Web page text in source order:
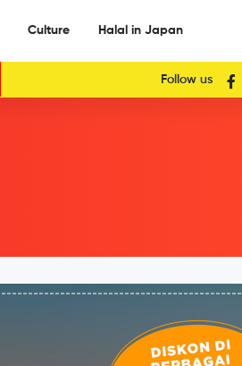
Culture Halal in Japan
Follow us